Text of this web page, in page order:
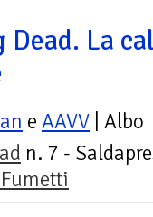
Dead. La
e AAVV | Albo
n. 7 -